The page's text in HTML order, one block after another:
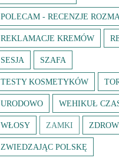
POLECAM - RECENZJE
REKLAMACJE KREMÓW
SESJA SZAFA
TESTY KOSMETYKÓW
URODOWO WEHIKUŁ
WŁOSY ZAMKI
ZWIEDZAJĄC POLSKĘ